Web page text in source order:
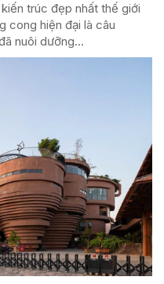
trúc đẹp nhất thế giới
cong hiện đại là câu
nuôi dưỡng...